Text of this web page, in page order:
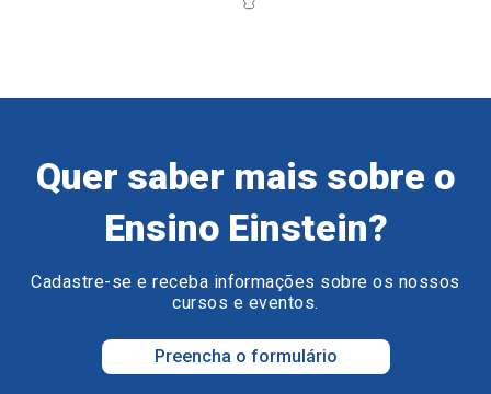
Quer saber mais sobre o
Ensino Einstein?
Cadastre-se e receba informações sobre os nossos
cursos e eventos.
Preencha o formulário